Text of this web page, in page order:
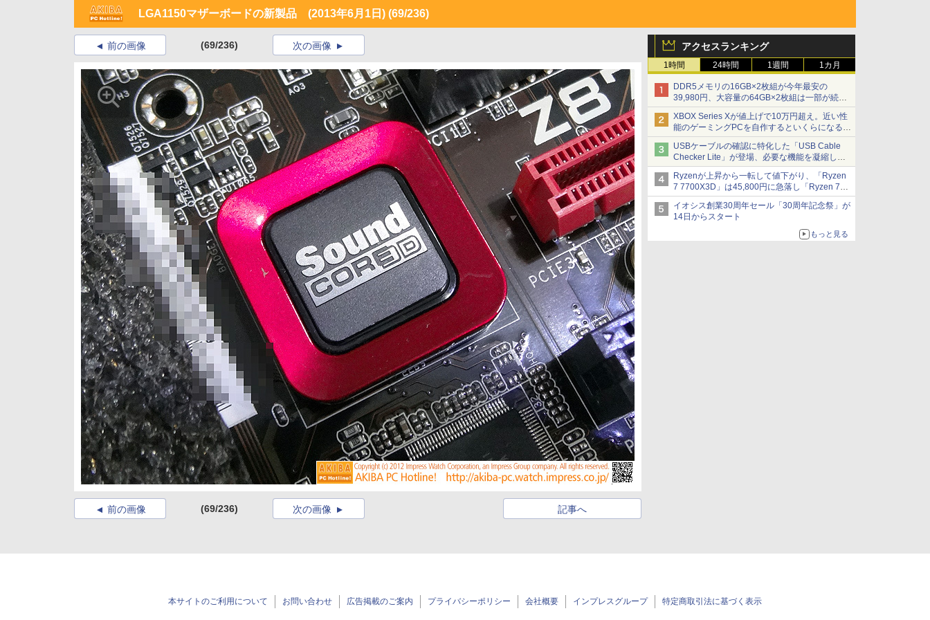
LGA1150マザーボードの新製品 (2013年6月1日) (69/236)
アクセスランキング
1時間 24時間 1週間 1カ月
DDR5メモリの16GB×2枚組が今年最安の
39,980円、大容量の64GB×2枚組は一部が続騰
[8月前半のメモリ価格]
XBOX Series Xが値上げで10万円超え。近い性
能のゲーミングPCを自作するといくらになる？
【石田賀津男の『酒の肴にPCゲーム』】
USBケーブルの確認に特化した「USB Cable
Checker Lite」が登場、必要な機能を凝縮しコ
ンパクトに 7日発売
Ryzenが上昇から一転して値下がり、「Ryzen
7 7700X3D」は45,800円に急落し「Ryzen 7
7800X3D」との価格逆転解消 [8月前半のCPU
価格]
イオシス創業30周年セール「30周年記念祭」が
14日からスタート
もっと見る
前の画像 (69/236) 次の画像
前の画像 (69/236) 記事へ
次の画像
本サイトのご利用について お問い合わせ 広告掲載のご案内 プライバシーポリシー 会社概要 インプレスグループ 特定商取引法に基づく表示